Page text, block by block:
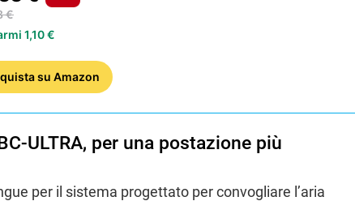
€
1,10 €
su Amazon
ULTRA, per una postazione più
per il sistema progettato per convogliare l’aria